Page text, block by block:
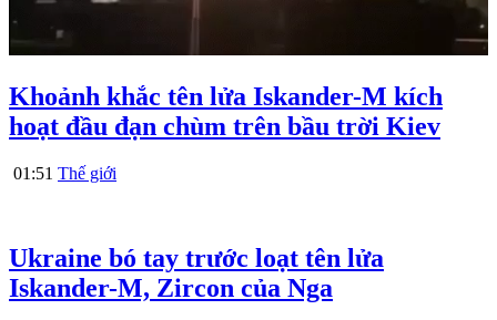
Khoảnh khắc tên lửa Iskander-M kích
hoạt đầu đạn chùm trên bầu trời Kiev
01:51 Thế giới
Ukraine bó tay trước loạt tên lửa
Iskander-M, Zircon của Nga